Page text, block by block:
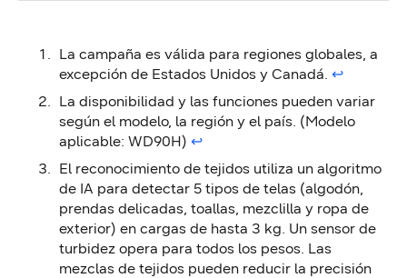
La campaña es válida para regiones globales, a
excepción de Estados Unidos y Canadá. ↩︎
La disponibilidad y las funciones pueden variar
según el modelo, la región y el país. (Modelo
aplicable: WD90H) ↩︎
El reconocimiento de tejidos utiliza un algoritmo
de IA para detectar 5 tipos de telas (algodón,
prendas delicadas, toallas, mezclilla y ropa de
exterior) en cargas de hasta 3 kg. Un sensor de
turbidez opera para todos los pesos. Las
mezclas de tejidos pueden reducir la precisión